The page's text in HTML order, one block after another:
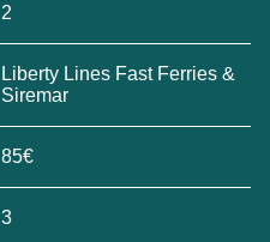
2
Liberty Lines Fast Ferries &
Siremar
85€
3